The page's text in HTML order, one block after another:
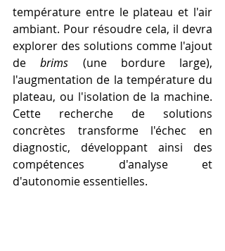
température entre le plateau et l'air
ambiant. Pour résoudre cela, il devra
explorer des solutions comme l'ajout
de brims (une bordure large),
l'augmentation de la température du
plateau, ou l'isolation de la machine.
Cette recherche de solutions
concrètes transforme l'échec en
diagnostic, développant ainsi des
compétences d'analyse et
d'autonomie essentielles.